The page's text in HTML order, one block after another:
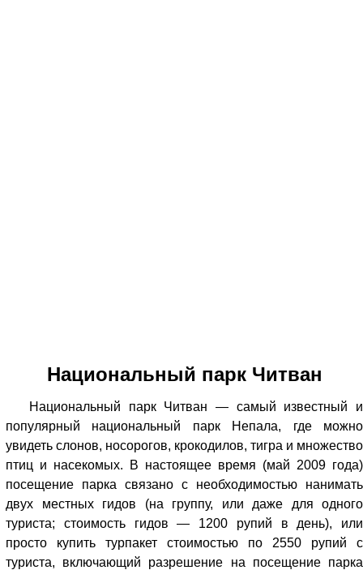
Национальный парк Читван
Национальный парк Читван — самый известный и
популярный национальный парк Непала, где можно
увидеть слонов, носорогов, крокодилов, тигра и множество
птиц и насекомых. В настоящее время (май 2009 года)
посещение парка связано с необходимостью нанимать
двух местных гидов (на группу, или даже для одного
туриста; стоимость гидов — 1200 рупий в день), или
просто купить турпакет стоимостью по 2550 рупий с
туриста, включающий разрешение на посещение парка